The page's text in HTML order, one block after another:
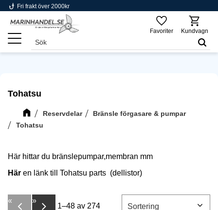
Meny
phishing Fri frakt över 2000kr
Favoriter Kundvagn
Tohatsu
Reservdelar
Bränsle förgasare & pumpar
Tohatsu
Här hittar du bränslepumpar,membran mm
Här en länk till Tohatsu parts (dellistor)
1–48 av 274
« »